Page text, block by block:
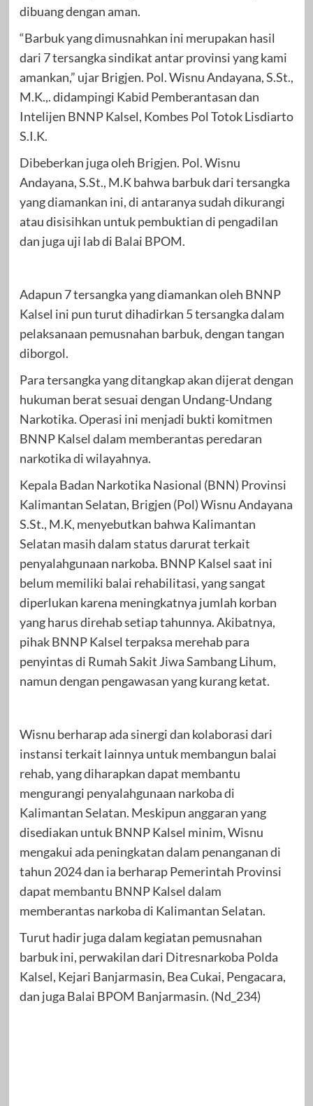
dibuang dengan aman.
“Barbuk yang dimusnahkan ini merupakan hasil
dari 7 tersangka sindikat antar provinsi yang kami
amankan,” ujar Brigjen. Pol. Wisnu Andayana, S.St.,
M.K.,. didampingi Kabid Pemberantasan dan
Intelijen BNNP Kalsel, Kombes Pol Totok Lisdiarto
S.I.K.
Dibeberkan juga oleh Brigjen. Pol. Wisnu
Andayana, S.St., M.K bahwa barbuk dari tersangka
yang diamankan ini, di antaranya sudah dikurangi
atau disisihkan untuk pembuktian di pengadilan
dan juga uji lab di Balai BPOM.
Adapun 7 tersangka yang diamankan oleh BNNP
Kalsel ini pun turut dihadirkan 5 tersangka dalam
pelaksanaan pemusnahan barbuk, dengan tangan
diborgol.
Para tersangka yang ditangkap akan dijerat dengan
hukuman berat sesuai dengan Undang-Undang
Narkotika. Operasi ini menjadi bukti komitmen
BNNP Kalsel dalam memberantas peredaran
narkotika di wilayahnya.
Kepala Badan Narkotika Nasional (BNN) Provinsi
Kalimantan Selatan, Brigjen (Pol) Wisnu Andayana
S.St., M.K, menyebutkan bahwa Kalimantan
Selatan masih dalam status darurat terkait
penyalahgunaan narkoba. BNNP Kalsel saat ini
belum memiliki balai rehabilitasi, yang sangat
diperlukan karena meningkatnya jumlah korban
yang harus direhab setiap tahunnya. Akibatnya,
pihak BNNP Kalsel terpaksa merehab para
penyintas di Rumah Sakit Jiwa Sambang Lihum,
namun dengan pengawasan yang kurang ketat.
Wisnu berharap ada sinergi dan kolaborasi dari
instansi terkait lainnya untuk membangun balai
rehab, yang diharapkan dapat membantu
mengurangi penyalahgunaan narkoba di
Kalimantan Selatan. Meskipun anggaran yang
disediakan untuk BNNP Kalsel minim, Wisnu
mengakui ada peningkatan dalam penanganan di
tahun 2024 dan ia berharap Pemerintah Provinsi
dapat membantu BNNP Kalsel dalam
memberantas narkoba di Kalimantan Selatan.
Turut hadir juga dalam kegiatan pemusnahan
barbuk ini, perwakilan dari Ditresnarkoba Polda
Kalsel, Kejari Banjarmasin, Bea Cukai, Pengacara,
dan juga Balai BPOM Banjarmasin. (Nd_234)